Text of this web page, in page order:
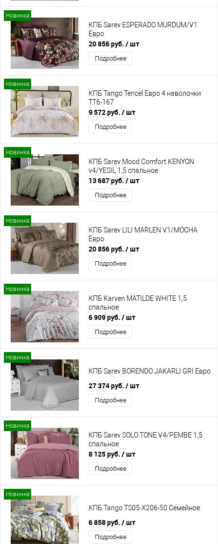
Новинка
КПБ Sarev ESPERADO MURDUM/V1
Евро
20 856 руб. / шт
Подробнее
Новинка
КПБ Tango Tencel Евро 4 наволочки
TT6-167
9 572 руб. / шт
Подробнее
Новинка
КПБ Sarev Mood Comfort KENYON
v4/YESIL 1,5 спальное
13 687 руб. / шт
Подробнее
Новинка
КПБ Sarev LILI MARLEN V1/MOCHA
Евро
20 856 руб. / шт
Подробнее
Новинка
КПБ Karven MATILDE WHITE 1,5
спальное
6 909 руб. / шт
Подробнее
Новинка
КПБ Sarev BORENDO JAKARLI GRI Евро
27 374 руб. / шт
Подробнее
Новинка
КПБ Sarev SOLO TONE V4/PEMBE 1,5
спальное
8 125 руб. / шт
Подробнее
Новинка
КПБ Tango TS05-X206-50 Семейное
6 858 руб. / шт
Подробнее